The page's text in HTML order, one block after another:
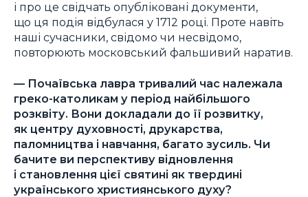
і про це свідчать опубліковані документи,
що ця подія відбулася у 1712 році. Проте навіть
наші сучасники, свідомо чи несвідомо,
повторюють московський фальшивий наратив.
— Почаївська лавра тривалий час належала
греко-католикам у період найбільшого
розквіту. Вони докладали до її розвитку,
як центру духовності, друкарства,
паломництва і навчання, багато зусиль. Чи
бачите ви перспективу відновлення
і становлення цієї святині як твердині
українського християнського духу?